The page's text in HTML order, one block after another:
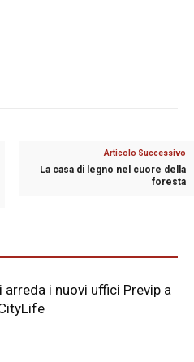
Articolo Successivo
La casa di legno nel cuore della
foresta
arreda i nuovi uffici Previp a